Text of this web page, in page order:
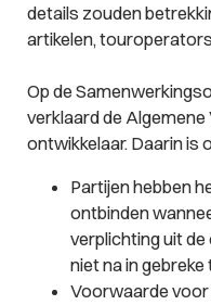
details zouden
artikelen,
Op de
verklaard de
ontwikkelaar. Daarin is
Partijen hebben
ontbinden
verplichting uit
niet na in gebreke
Voorwaarde